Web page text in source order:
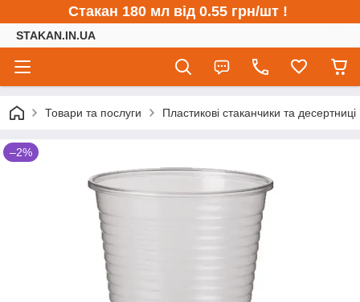
Стакан 180 мл від 0.55 грн/шт !
STAKAN.IN.UA
Товари та послуги Пластикові стаканчики та десертниці
–2%